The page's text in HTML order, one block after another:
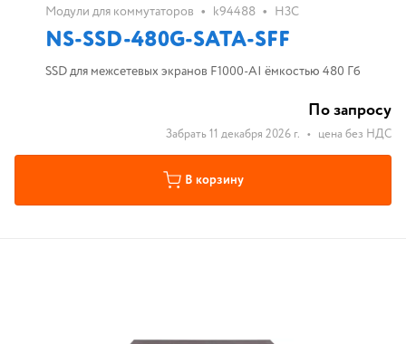
Модули для коммутаторов • k94488 • H3C
NS-SSD-480G-SATA-SFF
SSD для межсетевых экранов F1000-AI ёмкостью 480 Гб
По запросу
Забрать 11 декабря 2026 г. • цена без НДС
В корзину